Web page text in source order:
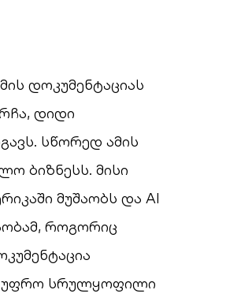
დოკუმენტაციას
დიდი
სწორედ ამის
ბიზნესს. მისი
მუშაობს და AI
როგორიც
უფრო სრულყოფილი